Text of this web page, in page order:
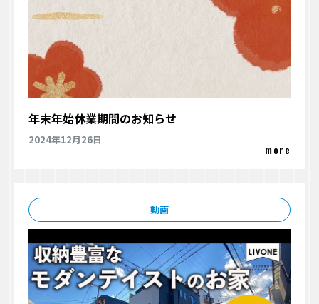
年末年始休業期間のお知らせ
2024年12月26日
動画